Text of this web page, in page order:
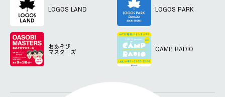
LOGOS LAND LOGOS PARK
おあそび
マスターズ CAMP RADIO